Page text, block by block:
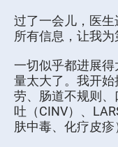
过了一会儿，医
所有信息，让我为
一切似乎都进展
量太大了。我开
劳、肠道不规则
吐（CINV）、
肤中毒、化疗皮疹